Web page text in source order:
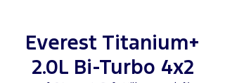
Everest Titanium+
2.0L Bi-Turbo 4x2